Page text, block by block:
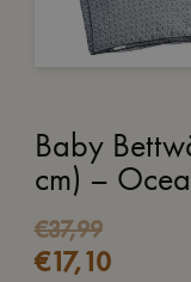
Baby
cm) –
€37,99
€17,10